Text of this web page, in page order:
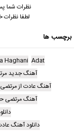
نظرات شما
لطفا نظرات
برچسب ها
Adat
Haghani
آهنگ جدید
آهنگ عادت از
آهنگ مرتضی
دانلود آهنگ